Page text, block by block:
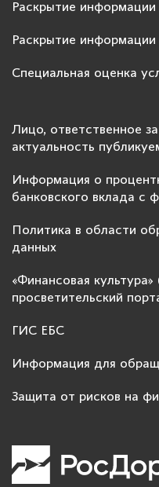
Раскрытие информации
Раскрытие информации
Специальная оценка
Лицо, ответственное
актуальность
Информация о
банковского вклада с
Политика в области
данных
«Финансовая
просветительский
ГИС ЕБС
Информация для
Защита от рисков на